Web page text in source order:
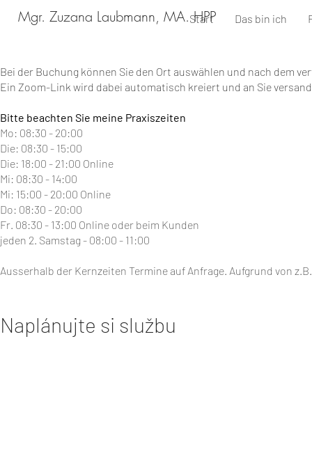
Mgr. Zuzana Laubmann, MA. HPP
Start Das bin ich
Bei der Buchung können Sie den Ort auswählen und nach dem
Ein Zoom-Link wird dabei automatisch kreiert und an Sie
Bitte beachten Sie meine Praxiszeiten
Mo: 08:30 - 20:00
Die: 08:30 - 15:00
Die: 18:00 - 21:00 Online
Mi: 08:30 - 14:00
Mi: 15:00 - 20:00 Online
Do: 08:30 - 20:00
Fr. 08:30 - 13:00 Online oder beim Kunden
jeden 2. Samstag - 08:00 - 11:00
Ausserhalb der Kernzeiten Termine auf Anfrage. Aufgrund von
Naplánujte si službu